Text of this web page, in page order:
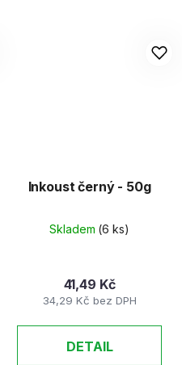
Inkoust černý - 50g
Skladem (6 ks)
34,29 Kč bez DPH
41,49 Kč
DETAIL